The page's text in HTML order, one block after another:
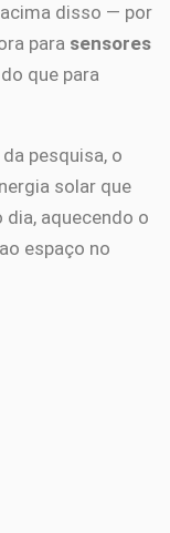
disso — por
para sensores
do que para
pesquisa, o
solar que
aquecendo o
espaço no